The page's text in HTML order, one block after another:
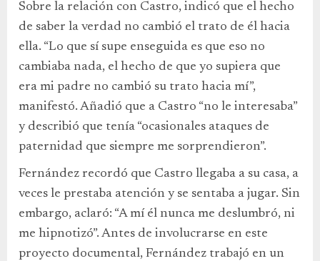
Sobre la relación con Castro, indicó que el hecho
de saber la verdad no cambió el trato de él hacia
ella. “Lo que sí supe enseguida es que eso no
cambiaba nada, el hecho de que yo supiera que
era mi padre no cambió su trato hacia mí”,
manifestó. Añadió que a Castro “no le interesaba”
y describió que tenía “ocasionales ataques de
paternidad que siempre me sorprendieron”.
Fernández recordó que Castro llegaba a su casa, a
veces le prestaba atención y se sentaba a jugar. Sin
embargo, aclaró: “A mí él nunca me deslumbró, ni
me hipnotizó”. Antes de involucrarse en este
proyecto documental, Fernández trabajó en un